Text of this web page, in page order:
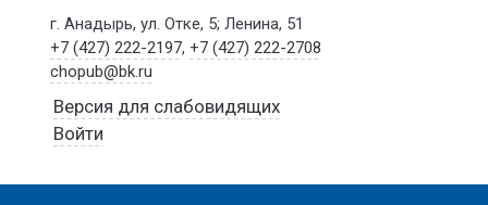
г. Анадырь, ул. Отке, 5; Ленина, 51
+7 (427) 222-2197,+7 (427) 222-2708
chopub@bk.ru
Версия для слабовидящих
Войти